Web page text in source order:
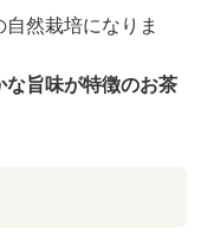
然栽培になりま
な旨味が特徴のお茶